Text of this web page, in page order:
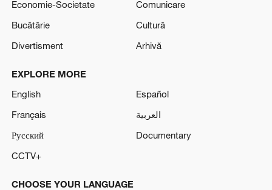
Economie-Societate
Comunicare
Bucătărie
Cultură
Divertisment
Arhivă
EXPLORE MORE
English
Español
Français
العربية
Русский
Documentary
CCTV+
CHOOSE YOUR LANGUAGE